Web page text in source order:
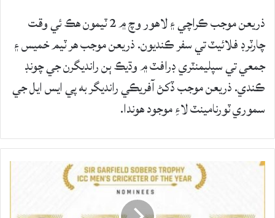
ذريعن موجب ڪراچي ۽ لاهور وچ ۾ 2 ٽيمون هڪ ئي وقت
چارٽرڊ فلائيٽ تي سفر ڪنديون. ذريعن موجب هر ٽيم خميس ۽
جمعي تي سپليمنٽري ڊرافٽ ۾ وڌيڪ ٻن رانديگرن جي چونڊ
ڪندي. ذريعن موجب ڏکڻ آفريڪي رانديگر به پي ايس ايل جي
سموري ٽورنامينٽ لاءِ موجود هوندا.